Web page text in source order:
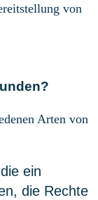
von
?
Arten von
ein
die Rechte